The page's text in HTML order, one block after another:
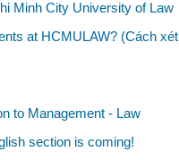
Minh City University of Law
at HCMULAW? (Cách
to Management - Law
section is coming!